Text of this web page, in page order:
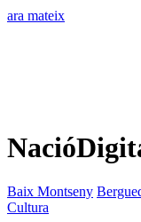
ara mateix
Baix Montseny
Cultura